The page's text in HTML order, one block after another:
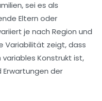
sei es als
Eltern oder
je nach Region und
Variabilität zeigt, dass
Konstrukt ist,
Erwartungen der